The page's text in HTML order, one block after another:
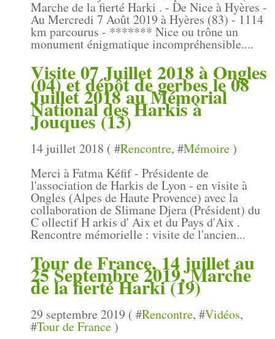
Marche de la fierté Harki . - De Nice à Hyères -
Au Mercredi 7 Août 2019 à Hyères (83) - 1114
km parcourus - ******* Nice ou trône un
monument énigmatique incompréhensible....
Visite 07 Juillet 2018 à Ongles
(04) et dépôt de gerbes le 08
Juillet 2018 au Mémorial
National des Harkis à
Jouques (13)
14 juillet 2018 ( #Rencontre, #Mémoire)
Merci à Fatma Kéfif - Présidente de
l'association de Harkis de Lyon - en visite à
Ongles (Alpes de Haute Provence) avec la
collaboration de Slimane Djera (Président) du
C ollectif H arkis d' Aix et du Pays d'Aix .
Rencontre mémorielle : visite de l'ancien...
Tour de France, 14 juillet au
25 Septembre 2019, Marche
de la fierté Harki (19)
29 septembre 2019 ( #Rencontre, #Vidéos,
#Tour de France)